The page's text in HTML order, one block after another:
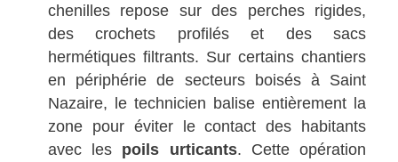
chenilles repose sur des perches rigides,
des crochets profilés et des sacs
hermétiques filtrants. Sur certains chantiers
en périphérie de secteurs boisés à Saint
Nazaire, le technicien balise entièrement la
zone pour éviter le contact des habitants
avec les poils urticants. Cette opération